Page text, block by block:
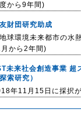
から9年間)
財団研究助成
地球環境未来都市の
から2年間)
未来社会創造事業 超
探索研究）
年11月15日に採択